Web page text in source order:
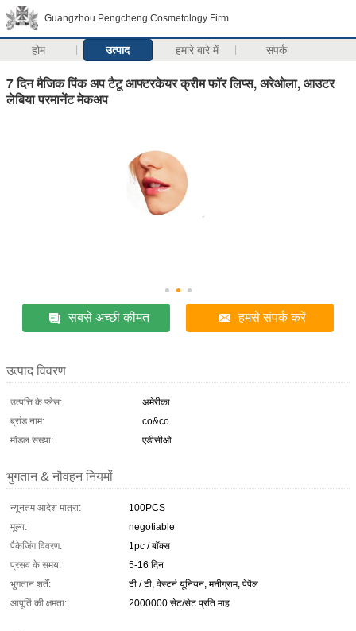
Guangzhou Pengcheng Cosmetology Firm
होम उत्पाद हमारे बारे में संपर्क
7 दिन मैजिक पिंक अप टैटू आफ्टरकेयर क्रीम फॉर लिप्स, अरेओला, आउटर
लेबिया परमानेंट मेकअप
सबसे अच्छी कीमत हमसे संपर्क करें
उत्पाद विवरण
उत्पत्ति के प्लेस:
अमेरीका
ब्रांड नाम:
co&co
मॉडल संख्या:
एडीसीओ
भुगतान & नौवहन नियमों
न्यूनतम आदेश मात्रा:
100PCS
मूल्य:
negotiable
पैकेजिंग विवरण:
1pc / बॉक्स
प्रसव के समय:
5-16 दिन
भुगतान शर्तें:
टी / टी, वेस्टर्न यूनियन, मनीग्राम, पेपैल
आपूर्ति की क्षमता:
2000000 सेट/सेट प्रति माह